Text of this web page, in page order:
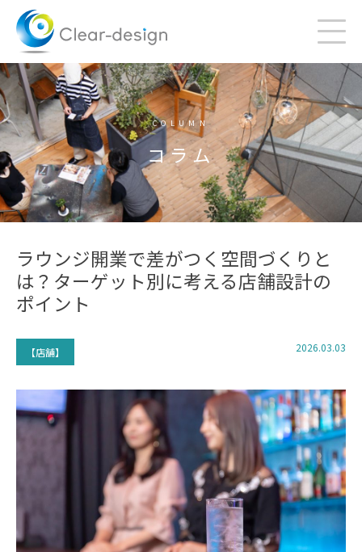
content
COLUMN
コラム
ラウンジ開業で差がつく空間づくりと
は？ターゲット別に考える店舗設計の
ポイント
【店舗】 2026.03.03